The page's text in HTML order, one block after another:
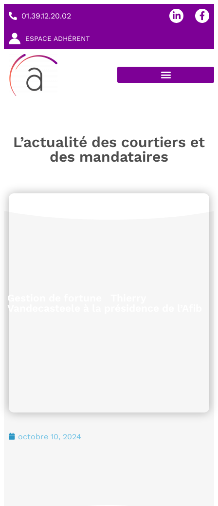
01.39.12.20.02
ESPACE ADHÉRENT
L’actualité des courtiers et
des mandataires
Gestion de fortune Thierry
Vandecasteele à la présidence de l’Afib
octobre 10, 2024